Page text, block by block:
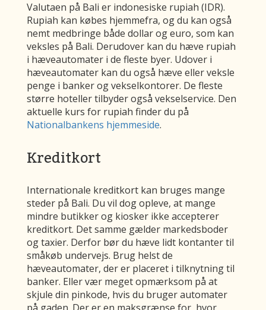
Valutaen på Bali er indonesiske rupiah (IDR).
Rupiah kan købes hjemmefra, og du kan også
nemt medbringe både dollar og euro, som kan
veksles på Bali. Derudover kan du hæve rupiah
i hæveautomater i de fleste byer. Udover i
hæveautomater kan du også hæve eller veksle
penge i banker og vekselkontorer. De fleste
større hoteller tilbyder også vekselservice. Den
aktuelle kurs for rupiah finder du på
Nationalbankens hjemmeside.
Kreditkort
Internationale kreditkort kan bruges mange
steder på Bali. Du vil dog opleve, at mange
mindre butikker og kiosker ikke accepterer
kreditkort. Det samme gælder markedsboder
og taxier. Derfor bør du hæve lidt kontanter til
småkøb undervejs. Brug helst de
hæveautomater, der er placeret i tilknytning til
banker. Eller vær meget opmærksom på at
skjule din pinkode, hvis du bruger automater